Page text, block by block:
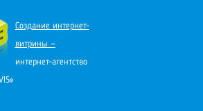
Создание интернет-
витрины —
интернет-агентство